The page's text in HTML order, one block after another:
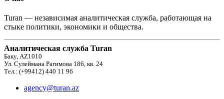
Turan — независимая аналитическая служба, работающая на
стыке политики, экономики и общества.
Аналитическая служба Turan
Баку, AZ1010
Ул. Сулеймана Рагимова 186, кв. 24
Тел.: (+99412) 440 11 96
agency@turan.az